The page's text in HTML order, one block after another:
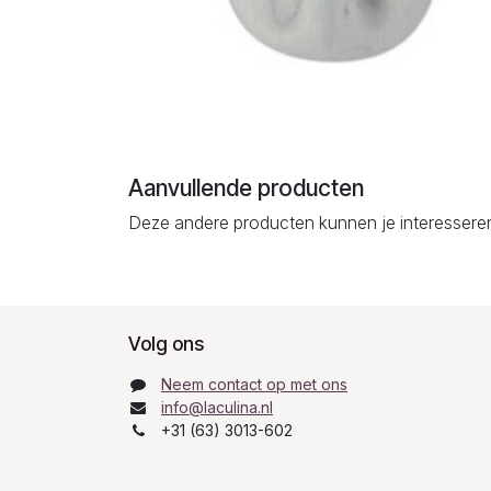
Aanvullende producten
Deze andere producten kunnen je
Volg ons
Neem contact op met ons
info@laculina.nl
+31 (63) 3013-602